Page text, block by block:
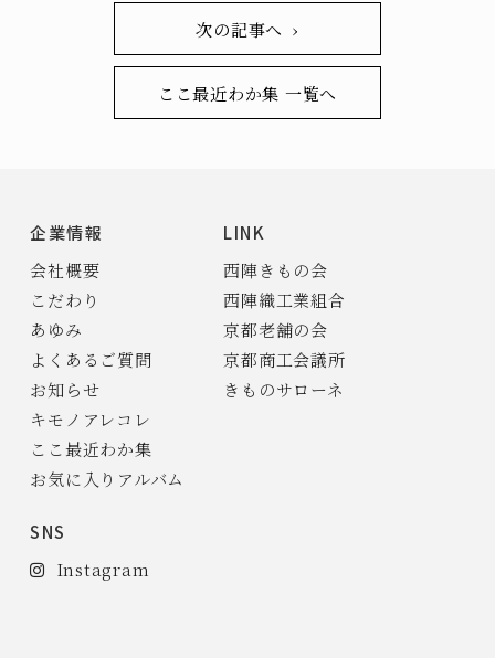
次の記事へ ›
ここ最近わか集 一覧へ
企業情報
会社概要
こだわり
あゆみ
よくあるご質問
お知らせ
キモノアレコレ
ここ最近わか集
お気に入りアルバム
SNS
Instagram
LINK
西陣きもの会
西陣織工業組合
京都老舗の会
京都商工会議所
きものサローネ